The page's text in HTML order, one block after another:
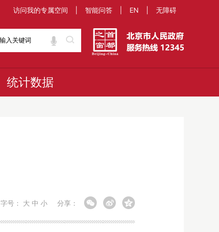
访问我的专属空间 智能问答 EN 无障碍
统计数据
字号： 大 中 小 分享：